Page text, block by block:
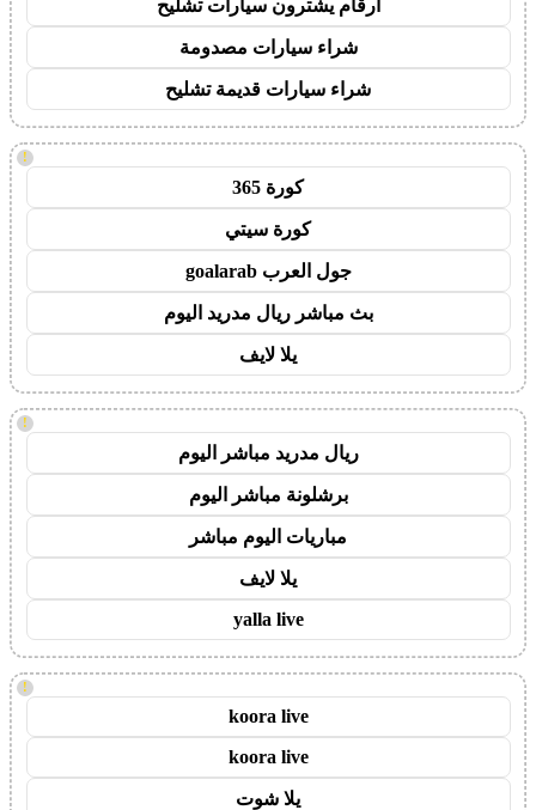
ارقام يشترون سيارات تشليح
شراء سيارات مصدومة
شراء سيارات قديمة تشليح
!
كورة 365
كورة سيتي
جول العرب goalarab
بث مباشر ريال مدريد اليوم
يلا لايف
!
ريال مدريد مباشر اليوم
برشلونة مباشر اليوم
مباريات اليوم مباشر
يلا لايف
yalla live
!
koora live
koora live
يلا شوت